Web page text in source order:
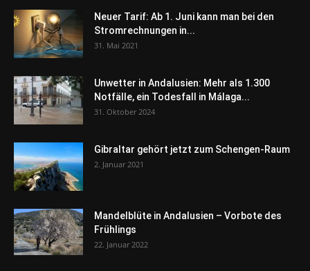
Neuer Tarif: Ab 1. Juni kann man bei den
Stromrechnungen in...
31. Mai 2021
Unwetter in Andalusien: Mehr als 1.300
Notfälle, ein Todesfall in Málaga...
31. Oktober 2024
Gibraltar gehört jetzt zum Schengen-Raum
2. Januar 2021
Mandelblüte in Andalusien – Vorbote des
Frühlings
22. Januar 2022